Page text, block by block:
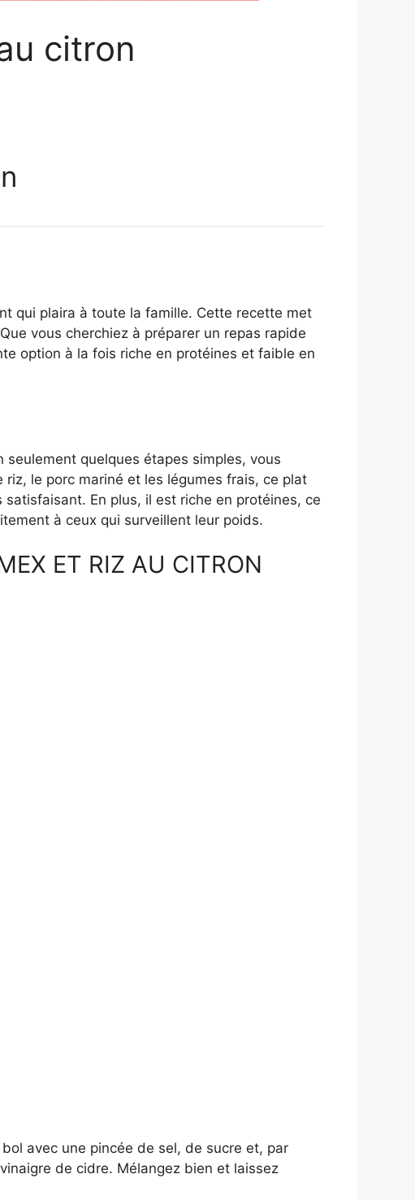
citron
qui plaira à toute la famille. Cette recette met
vous cherchiez à préparer un repas rapide
option à la fois riche en protéines et faible en
quelques étapes simples, vous
le porc mariné et les légumes frais, ce plat
En plus, il est riche en protéines, ce
à ceux qui surveillent leur poids.
ET RIZ AU CITRON
avec une pincée de sel, de sucre et, par
de cidre. Mélangez bien et laissez